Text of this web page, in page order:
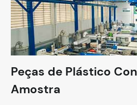
Peças de Plástico
Amostra